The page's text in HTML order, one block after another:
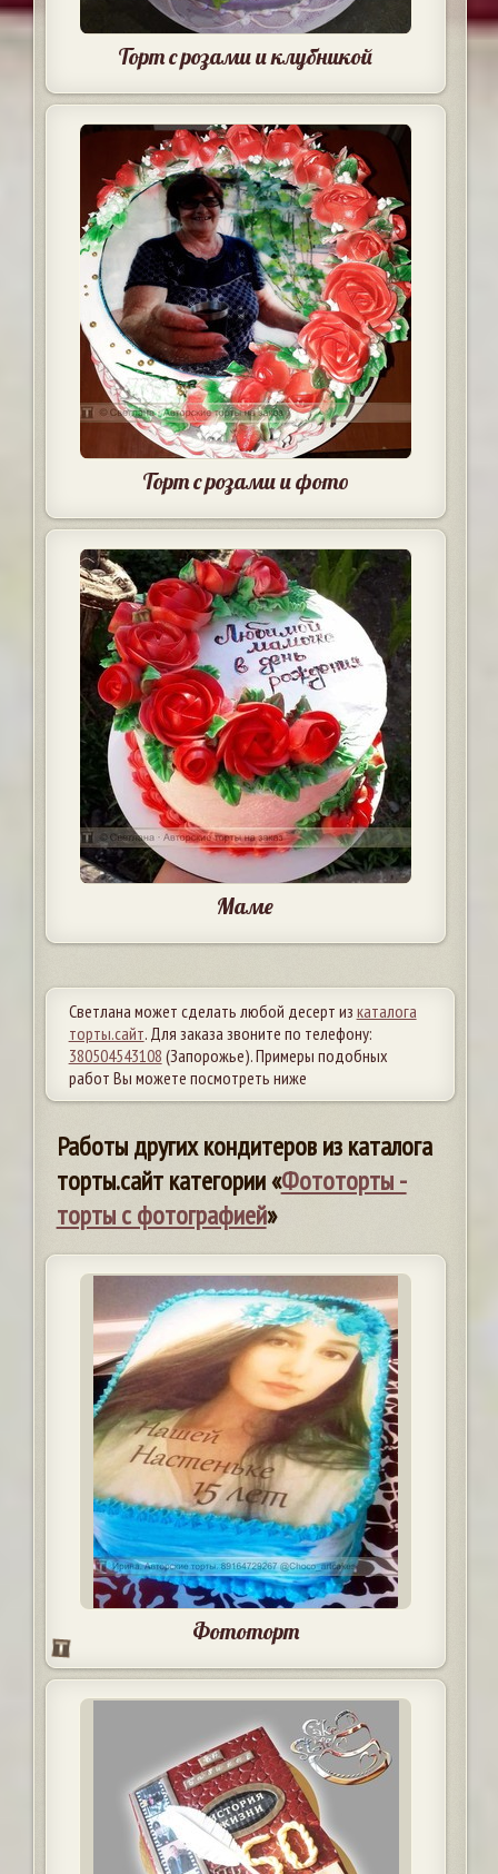
Торт с розами и клубникой
Торт с розами и фото
Маме
Светлана может сделать любой десерт из каталога
торты.сайт. Для заказа звоните по телефону:
380504543108 (Запорожье). Примеры подобных
работ Вы можете посмотреть ниже
Работы других кондитеров из каталога
торты.сайт категории «Фототорты -
торты с фотографией»
Фототорт